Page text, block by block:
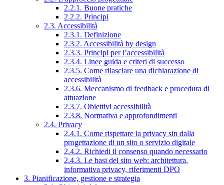
2.2.1. Buone pratiche
2.2.2. Principi
2.3. Accessibilità
2.3.1. Definizione
2.3.2. Accessibilità by design
2.3.3. Principi per l’accessibilità
2.3.4. Linee guida e criteri di successo
2.3.5. Come rilasciare una dichiarazione di
accessibilità
2.3.6. Meccanismo di feedback e procedura di
attuazione
2.3.7. Obiettivi accessibilità
2.3.8. Normativa e approfondimenti
2.4. Privacy
2.4.1. Come rispettare la privacy sin dalla
progettazione di un sito o servizio digitale
2.4.2. Richiedi il consenso quando necessario
2.4.3. Le basi del sito web: architettura,
informativa privacy, riferimenti DPO
3. Pianificazione, gestione e strategia